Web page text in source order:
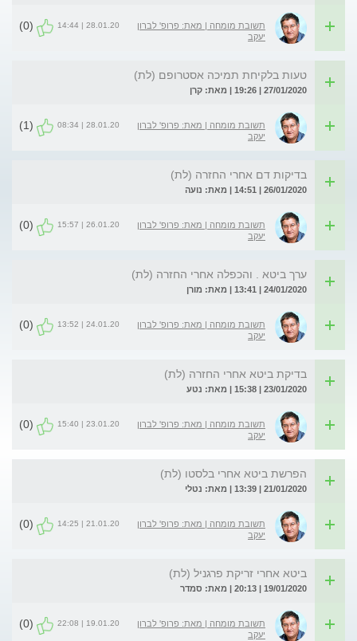
תשובת מומחה | מאת: פרופ' לברון
יעקב
28.01.20 | 14:44
(0)
טעות בלקיחת תמיכה אסטרופם (לת)
27/01/2020 | 19:26 | מאת: קרן
תשובת מומחה | מאת: פרופ' לברון
יעקב
28.01.20 | 08:34
(1)
בדיקות דם אחרי החזרה (לת)
26/01/2020 | 14:51 | מאת: נועה
תשובת מומחה | מאת: פרופ' לברון
יעקב
26.01.20 | 15:57
(0)
ערך ביטא . והכפלה אחרי החזרה (לת)
24/01/2020 | 13:41 | מאת: מורן
תשובת מומחה | מאת: פרופ' לברון
יעקב
24.01.20 | 13:52
(0)
בדיקת ביטא אחרי החזרה (לת)
23/01/2020 | 15:38 | מאת: נטע
תשובת מומחה | מאת: פרופ' לברון
יעקב
23.01.20 | 15:40
(0)
הפרשת ביטא אחרי בלסטו (לת)
21/01/2020 | 13:39 | מאת: נטלי
תשובת מומחה | מאת: פרופ' לברון
יעקב
21.01.20 | 14:25
(0)
ביטא אחרי זריקת פרגניל (לת)
19/01/2020 | 20:13 | מאת: סמדר
תשובת מומחה | מאת: פרופ' לברון
יעקב
19.01.20 | 22:08
(0)